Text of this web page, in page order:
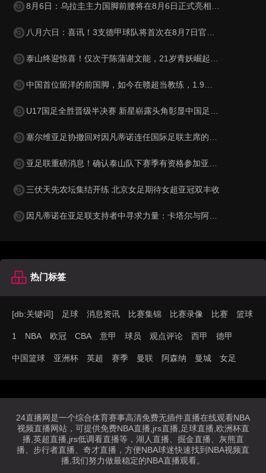
8月6日：乌拉圭主力国脚前腰将在8月6日正式亮相泰山队主场
八月六日：喜讯！3支德甲球队将首次在8月7日官宣确认6位中国国脚加盟
泰山终迎惊喜！仅次于陈蒲谢文能，21岁青妖崛起，未来国足新锋线！
中国首位留洋的前国脚，如今在赣超当教练，1.9米儿子也选足球路
U17国足全胜晋级半决赛 新星崭露头角彰显中国足球希望
塞尔维亚足协撤回对因凡蒂诺连任国际足联主席的支持
亚足联重磅消息！确认泰山队下赛季有资格参加亚冠，撤销处罚引发球迷质疑
三伏天先农坛集结开练 北京女足期待女超亚冠双丰收
因凡蒂诺在亚足联支持者中寻求力量：卡塔尔与阿联酋的立场引发关注
热门标签
[db:关键词] 足球 消息资讯 比赛集锦 比赛录像 比赛 篮球
1 NBA 欧冠 CBA 意甲 球员 观点评论 西甲 德甲
中国篮球 亚洲杯 英超 赛季 曼联 阿森纳 曼城 女足
24直播网是一个综合体育赛事高清免费无插件直播在线观看NBA
视频直播网站，可提供免费NBA直播,jrs直播,足球直播,欧洲杯直
播,英超直播,jrs低调看直播等，湖人直播、掘金直播、灰熊直
播、步行者直播、奇才直播，方便NBA球迷快速找到NBA视频直
播,我们努力做最稳定的NBA直播观看。